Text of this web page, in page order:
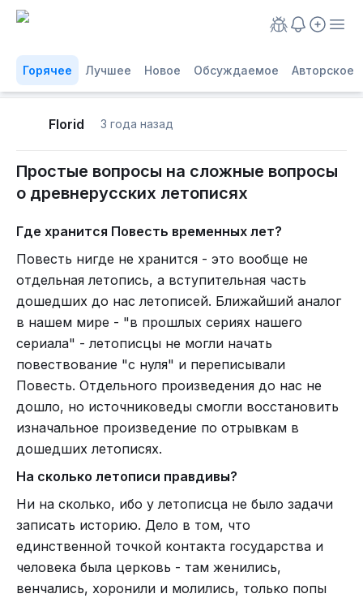
Горячее Лучшее Новое Обсуждаемое Авторское
Florid 3 года назад
Простые вопросы на сложные вопросы
о древнерусских летописях
Где хранится Повесть временных лет?
Повесть нигде не хранится - это вообще не
отдельная летопись, а вступительная часть
дошедших до нас летописей. Ближайший аналог
в нашем мире - "в прошлых сериях нашего
сериала" - летописцы не могли начать
повествование "с нуля" и переписывали
Повесть. Отдельного произведения до нас не
дошло, но источниковеды смогли восстановить
изначальное произведение по отрывкам в
дошедших летописях.
На сколько летописи правдивы?
Ни на сколько, ибо у летописца не было задачи
записать историю. Дело в том, что
единственной точкой контакта государства и
человека была церковь - там женились,
венчались, хоронили и молились, только попы